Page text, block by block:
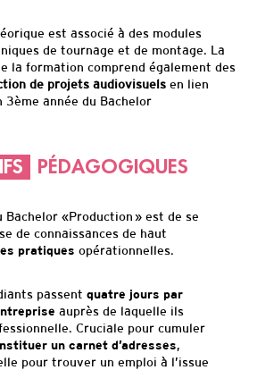
est associé à des modules
de tournage et de montage. La
la formation comprend également des
de projets audiovisuelsen lien
année du Bachelor
PÉDAGOGIQUES
Bachelor «Production » est de se
de connaissances de haut
pratiques opérationnelles.
passent quatre jours par
auprès de laquelle ils
Cruciale pour cumuler
un carnet d’adresses,
pour trouver un emploi à l’issue